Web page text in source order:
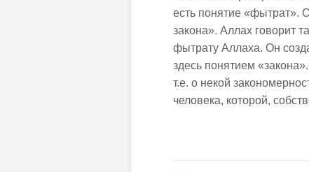
есть понятие «фытрат».
закона». Аллах говорит
фытрату Аллаха. Он
здесь понятием
т.е. о некой
человека, которой,